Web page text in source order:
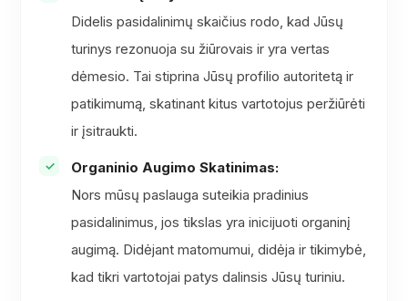
Didelis pasidalinimų skaičius rodo, kad Jūsų
turinys rezonuoja su žiūrovais ir yra vertas
dėmesio. Tai stiprina Jūsų profilio autoritetą ir
patikimumą, skatinant kitus vartotojus peržiūrėti
ir įsitraukti.
Organinio Augimo Skatinimas:
Nors mūsų paslauga suteikia pradinius
pasidalinimus, jos tikslas yra inicijuoti organinį
augimą. Didėjant matomumui, didėja ir tikimybė,
kad tikri vartotojai patys dalinsis Jūsų turiniu.